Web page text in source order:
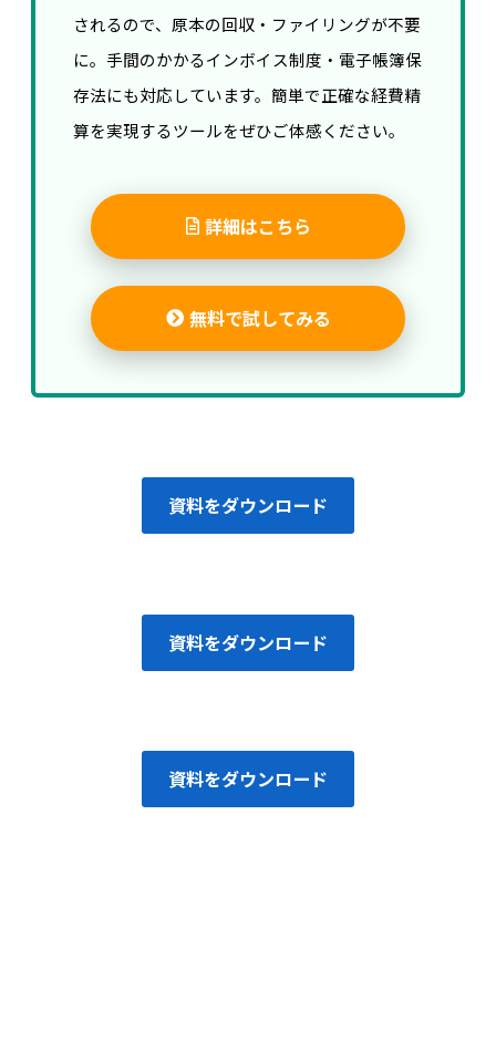
されるので、原本の回収・ファイリングが不要
に。手間のかかるインボイス制度・電子帳簿保
存法にも対応しています。簡単で正確な経費精
算を実現するツールをぜひご体感ください。
詳細はこちら
無料で試してみる
資料をダウンロード
資料をダウンロード
資料をダウンロード